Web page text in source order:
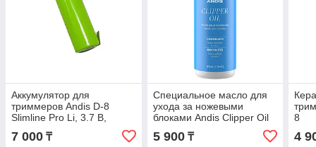
Аккумулятор для
триммеров Andis D-8
Slimline Pro Li, 3.7 В,
800мАч, Li-Ion (AM30400)
(КОПИЯ)
7 000 ₸
Специальное масло для
ухода за ножевыми
блоками Andis Clipper Oil
(118 мл)
5 900₸
8
4